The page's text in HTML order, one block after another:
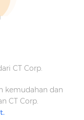
CT Corp.
kemudahan dan
CT Corp.